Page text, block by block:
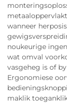
wanneer
noukeurige
wat omval
vasgeheg is of
Ergonomiese
maklik